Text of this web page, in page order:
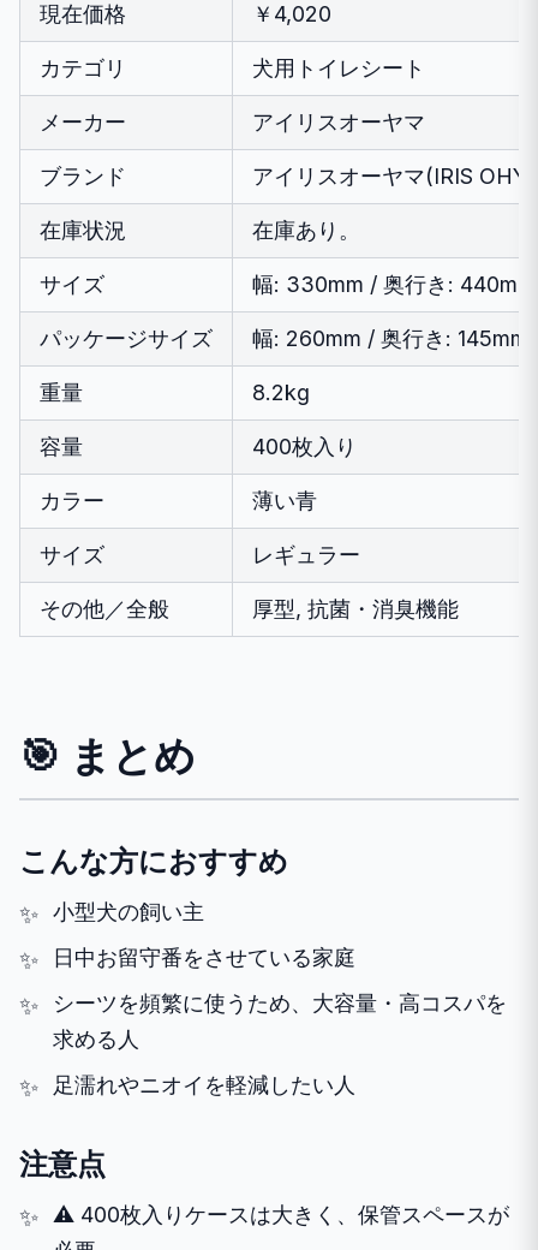
現在価格 ￥4,020
カテゴリ 犬用トイレシート
メーカー アイリスオーヤマ
ブランド アイリスオーヤマ(IRIS
在庫状況 在庫あり。
サイズ 幅: 330mm / 奥行き: 440mm
パッケージサイズ 幅: 260mm / 奥行き:
重量 8.2kg
容量 400枚入り
カラー 薄い青
サイズ レギュラー
その他／全般 厚型, 抗菌・消臭機能
🎯 まとめ
こんな方におすすめ
小型犬の飼い主
日中お留守番をさせている家庭
シーツを頻繁に使うため、大容量・高コスパを
求める人
足濡れやニオイを軽減したい人
注意点
⚠️ 400枚入りケースは大きく、保管スペースが